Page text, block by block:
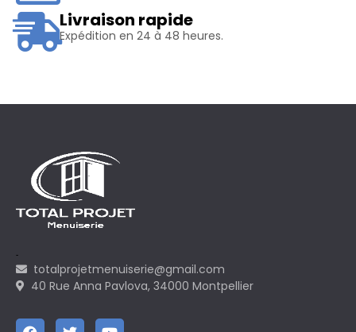
Livraison rapide
Expédition en 24 à 48 heures.
totalprojetmenuiserie@gmail.com
40 Rue Anna Pavlova, 34000 Montpellier